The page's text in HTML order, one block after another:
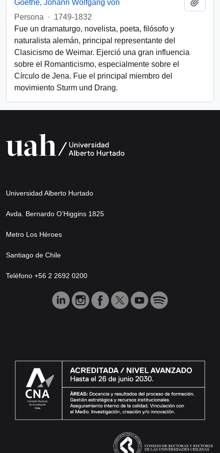
Goethe, Johann Wolfgang von
Persona
· 1749-1832
Fue un dramaturgo, novelista, poeta, filósofo y
naturalista alemán, principal representante del
Clasicismo de Weimar. Ejerció una gran influencia
sobre el Romanticismo, especialmente sobre el
Círculo de Jena. Fue el principal miembro del
movimiento Sturm und Drang.
Universidad Alberto Hurtado
Avda. Bernardo O’Higgins 1825
Metro Los Héroes
Santiago de Chile
Teléfono +56 2 2692 0200